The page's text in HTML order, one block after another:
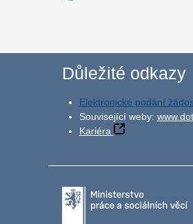
Důležité odkazy
Elektronické podání
Související weby:
Kariéra